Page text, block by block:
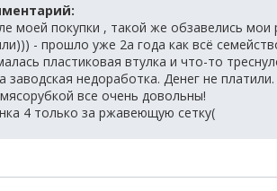
моей покупки , такой же обзавелись
- прошло уже 2а года как всё
пластиковая втулка и что-то
заводская недоработка. Денег не платили.
все очень довольны!
4 только за ржавеющую сетку(